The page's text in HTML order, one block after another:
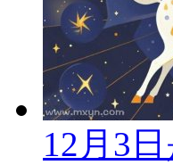
12月3